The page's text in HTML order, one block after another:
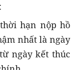
hạn nộp hồ
nhất là ngày
ngày kết thúc